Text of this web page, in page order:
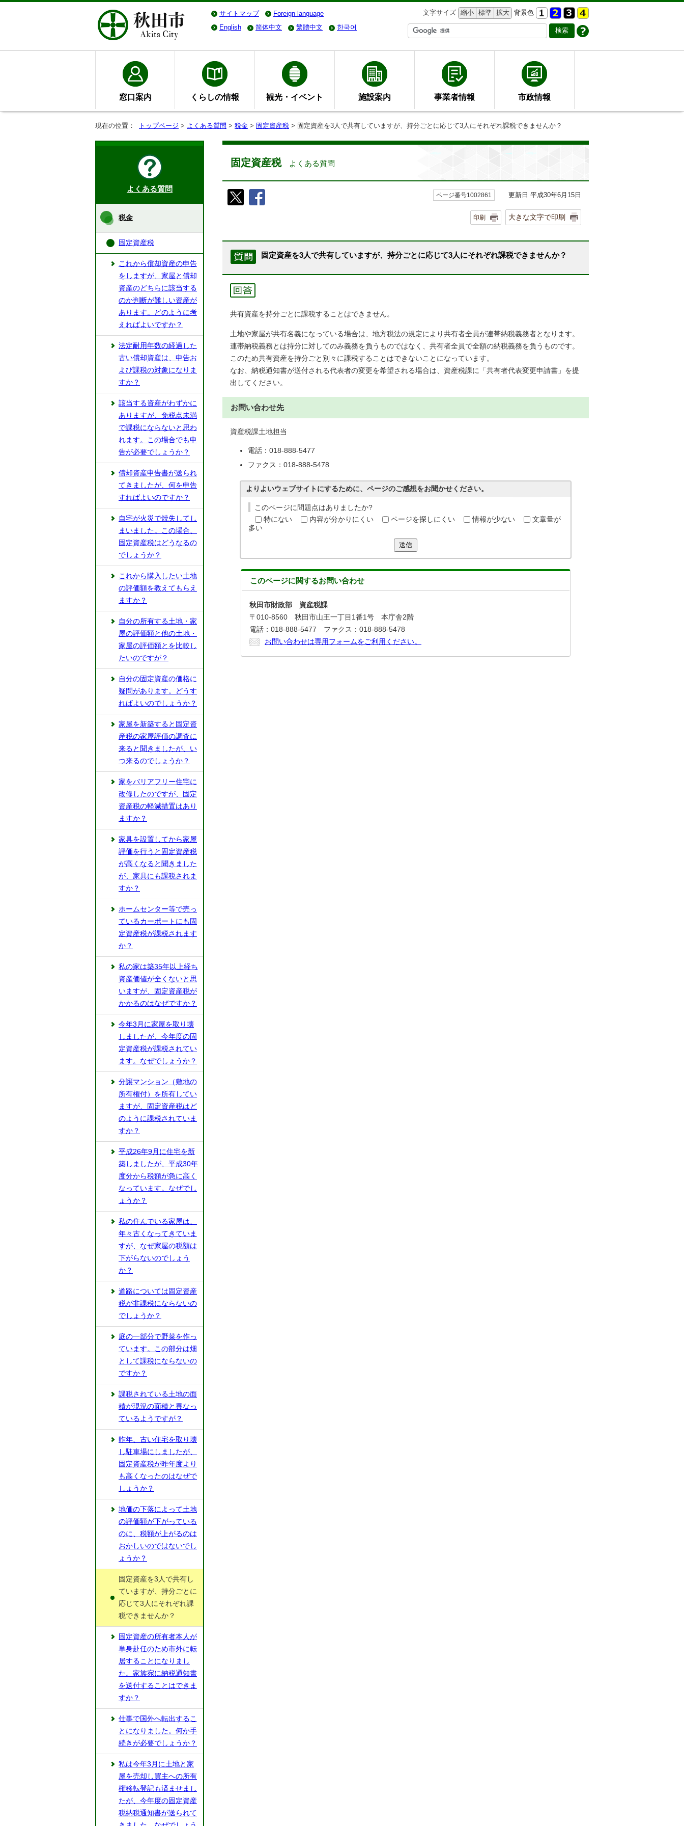
サイトマップ Foreign language 文字サイズ 縮小 標準 拡大 背景色
English
简体中文 繁體中文 한국어
窓口案内 くらしの情報 観光・イベント 施設案内 事業者情報 市政情報
現在の位置： トップページ > よくある質問 > 税金 > 固定資産税 > 固定資産を3人で共有していますが、持分ごとに応じて3人にそれぞれ課税できませんか？
固定資産税よくある質問
ページ番号1002861 更新日 平成30年6月15日
印刷 大きな文字で印刷
固定資産を3人で共有していますが、持分ごとに応じて3人にそれぞれ課税できませんか？
共有資産を持分ごとに課税することはできません。
土地や家屋が共有名義になっている場合は、地方税法の規定により共有者全員が連帯納税義務者となります。
連帯納税義務とは持分に対してのみ義務を負うものではなく、共有者全員で全額の納税義務を負うものです。
このため共有資産を持分ごと別々に課税することはできないことになっています。
なお、納税通知書が送付される代表者の変更を希望される場合は、資産税課に「共有者代表変更申請書」を提
出してください。
お問い合わせ先
資産税課土地担当
電話：018-888-5477
ファクス：018-888-5478
よりよいウェブサイトにするために、ページのご感想をお聞かせください。
このページに問題点はありましたか?
特にない
内容が分かりにくい ページを探しにくい 情報が少ない
文章量が
多い
送信
このページに関するお問い合わせ
秋田市財政部 資産税課
〒010-8560 秋田市山王一丁目1番1号 本庁舎2階
電話：018-888-5477 ファクス：018-888-5478
お問い合わせは専用フォームをご利用ください。
よくある質問
税金
固定資産税
これから償却資産の申告
をしますが、家屋と償却
資産のどちらに該当する
のか判断が難しい資産が
あります。どのように考
えればよいですか？
法定耐用年数の経過した
古い償却資産は、申告お
よび課税の対象になりま
すか？
該当する資産がわずかに
ありますが、免税点未満
で課税にならないと思わ
れます。この場合でも申
告が必要でしょうか？
償却資産申告書が送られ
てきましたが、何を申告
すればよいのですか？
自宅が火災で焼失してし
まいました。この場合、
固定資産税はどうなるの
でしょうか？
これから購入したい土地
の評価額を教えてもらえ
ますか？
自分の所有する土地・家
屋の評価額と他の土地・
家屋の評価額とを比較し
たいのですが？
自分の固定資産の価格に
疑問があります。どうす
ればよいのでしょうか？
家屋を新築すると固定資
産税の家屋評価の調査に
来ると聞きましたが、い
つ来るのでしょうか？
家をバリアフリー住宅に
改修したのですが、固定
資産税の軽減措置はあり
ますか？
家具を設置してから家屋
評価を行うと固定資産税
が高くなると聞きました
が、家具にも課税されま
すか？
ホームセンター等で売っ
ているカーポートにも固
定資産税が課税されます
か？
私の家は築35年以上経ち
資産価値が全くないと思
いますが、固定資産税が
かかるのはなぜですか？
今年3月に家屋を取り壊
しましたが、今年度の固
定資産税が課税されてい
ます。なぜでしょうか？
分譲マンション（敷地の
所有権付）を所有してい
ますが、固定資産税はど
のように課税されていま
すか？
平成26年9月に住宅を新
築しましたが、平成30年
度分から税額が急に高く
なっています。なぜでし
ょうか？
私の住んでいる家屋は、
年々古くなってきていま
すが、なぜ家屋の税額は
下がらないのでしょう
か？
道路については固定資産
税が非課税にならないの
でしょうか？
庭の一部分で野菜を作っ
ています。この部分は畑
として課税にならないの
ですか？
課税されている土地の面
積が現況の面積と異なっ
ているようですが？
昨年、古い住宅を取り壊
し駐車場にしましたが、
固定資産税が昨年度より
も高くなったのはなぜで
しょうか？
地価の下落によって土地
の評価額が下がっている
のに、税額が上がるのは
おかしいのではないでし
ょうか？
固定資産を3人で共有し
ていますが、持分ごとに
応じて3人にそれぞれ課
税できませんか？
固定資産の所有者本人が
単身赴任のため市外に転
居することになりまし
た。家族宛に納税通知書
を送付することはできま
すか？
仕事で国外へ転出するこ
とになりました。何か手
続きが必要でしょうか？
私は今年3月に土地と家
屋を売却し買主への所有
権移転登記も済ませまし
たが、今年度の固定資産
税納税通知書が送られて